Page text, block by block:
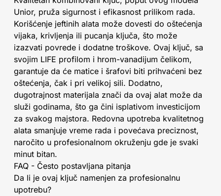
Unior, pruža sigurnost i efikasnost prilikom rada.
Korišćenje jeftinih alata može dovesti do oštećenja
vijaka, krivljenja ili pucanja ključa, što može
izazvati povrede i dodatne troškove. Ovaj ključ, sa
svojim LIFE profilom i hrom-vanadijum čelikom,
garantuje da će matice i šrafovi biti prihvaćeni bez
oštećenja, čak i pri velikoj sili. Dodatno,
dugotrajnost materijala znači da ovaj alat može da
služi godinama, što ga čini isplativom investicijom
za svakog majstora. Redovna upotreba kvalitetnog
alata smanjuje vreme rada i povećava preciznost,
naročito u profesionalnom okruženju gde je svaki
minut bitan.
FAQ - Često postavljana pitanja
Da li je ovaj ključ namenjen za profesionalnu
upotrebu?